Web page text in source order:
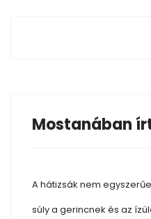
Mostanában
A hátizsák nem
súly a gerincnek és az